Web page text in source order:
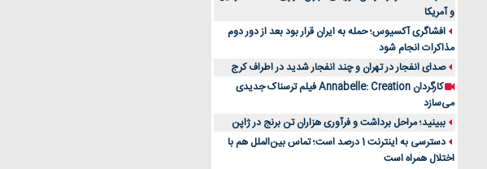
و آمریکا
افشاگری آکسیوس؛ حمله به ایران قرار بود بعد از دور دوم
مذاکرات انجام شود
صدای انفجار در تهران و چند انفجار شدید در اطراف کرج
کارگردان Annabelle: Creation فیلم ترسناک جدیدی
می‌سازد
ببینید؛ مراحل برداشت و فرآوری هزاران تن برنج در ژاپن
دسترسی به اینترنت 1 درصد است؛ تماس بین‌الملل هم با
اختلال همراه است